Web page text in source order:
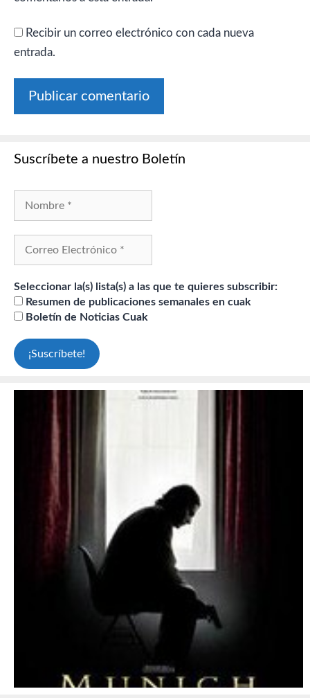
Recibir un correo electrónico con cada nueva
entrada.
Suscríbete a nuestro Boletín
Seleccionar la(s) lista(s) a las que te quieres subscribir:
Resumen de publicaciones semanales en cuak
Boletín de Noticias Cuak